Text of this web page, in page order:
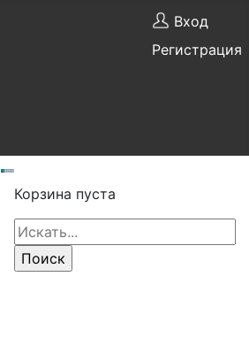
Вход
Регистрация
Корзина пуста